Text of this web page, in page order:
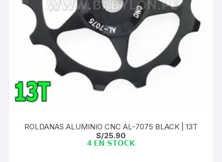
ROLDANAS ALUMINIO CNC AL-7075 BLACK | 13T
S/25.90
4 𝗘𝗡 𝗦𝗧𝗢𝗖𝗞